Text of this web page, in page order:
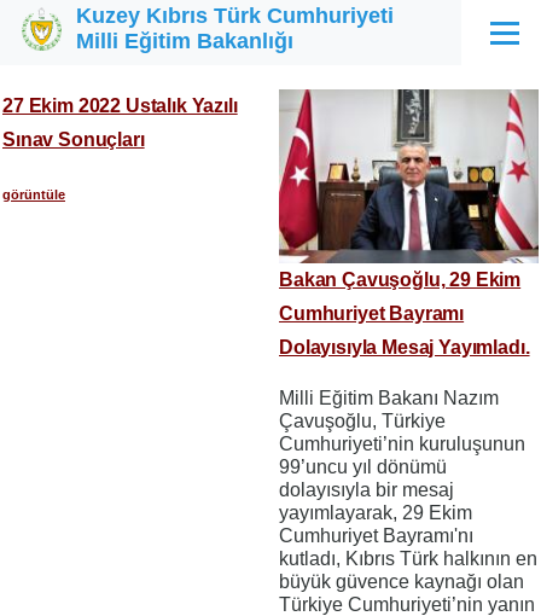
Ana içeriğe atla
Kuzey Kıbrıs Türk Cumhuriyeti
Milli Eğitim Bakanlığı
Menü
27 Ekim 2022 Ustalık Yazılı
Sınav Sonuçları
görüntüle
Bakan Çavuşoğlu, 29 Ekim
Cumhuriyet Bayramı
Dolayısıyla Mesaj Yayımladı.
Milli Eğitim Bakanı Nazım
Çavuşoğlu, Türkiye
Cumhuriyeti’nin kuruluşunun
99’uncu yıl dönümü
dolayısıyla bir mesaj
yayımlayarak, 29 Ekim
Cumhuriyet Bayramı'nı
kutladı, Kıbrıs Türk halkının en
büyük güvence kaynağı olan
Türkiye Cumhuriyeti’nin yanın